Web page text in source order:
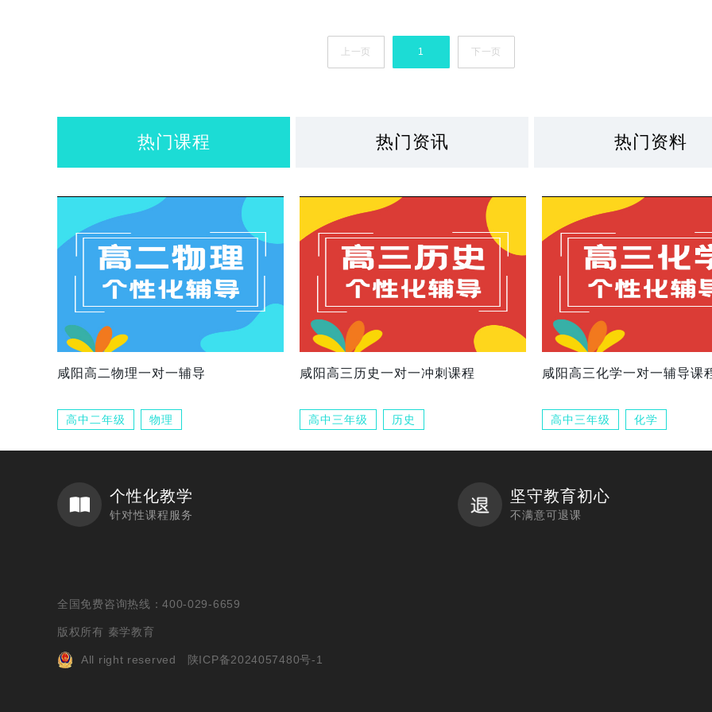
上一页 1 下一页
热门课程 热门资讯 热门资料
咸阳高二物理一对一辅导
高中二年级 物理
咸阳高三历史一对一冲刺课程
高中三年级 历史
咸阳高三化学一对一辅导课
高中三年级 化学
个性化教学
针对性课程服务
坚守教育初心
不满意可退课
全国免费咨询热线：400-029-6659
版权所有 秦学教育
All right reserved 陕ICP备2024057480号-1